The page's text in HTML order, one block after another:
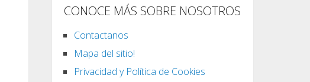
CONOCE MÁS SOBRE NOSOTROS
Contactanos
Mapa del sitio!
Privacidad y Política de Cookies